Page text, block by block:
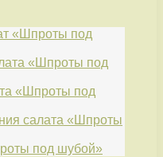
«Шпроты под
«Шпроты под
«Шпроты под
салата «Шпроты
под шубой»